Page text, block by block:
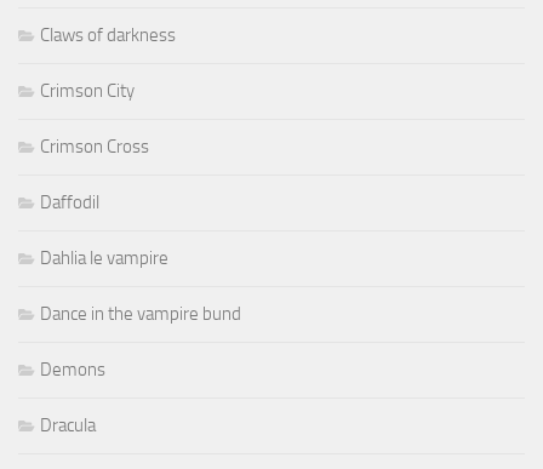
Claws of darkness
Crimson City
Crimson Cross
Daffodil
Dahlia le vampire
Dance in the vampire bund
Demons
Dracula